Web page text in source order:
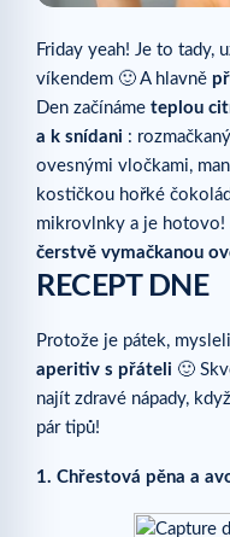
Friday yeah! Je to tady,
víkendem 🙂 A hlavně
Den začínáme teplou
a k snídani :
ovesnými vločkami,
kostičkou hořké
mikrovlnky a je hotovo!
čerstvě vymačkanou
RECEPT DNE
Protože je pátek,
aperitiv s přáteli 🙂
najít zdravé nápady,
pár tipů!
1. Chřestová pěna a